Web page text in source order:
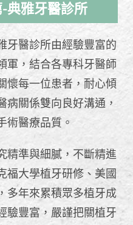
典雅牙醫診所
牙醫診所由經驗豐富的
軍，結合各專科牙醫師
懷每一位患者，耐心傾
病關係雙向良好溝通，
術醫療品質。
精準與細膩，不斷精進
福大學植牙研修、美國
多年來累積眾多植牙成
驗豐富，嚴謹把關植牙